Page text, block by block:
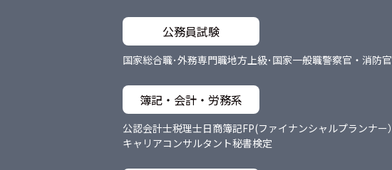
公務員試験
国家総合職･外務専門職地方上級･国家一般職警察官・消防官
簿記・会計・労務系
公認会計士税理士日商簿記FP(ファイナンシャルプランナー）
キャリアコンサルタント秘書検定